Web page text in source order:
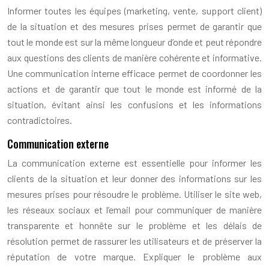
Informer toutes les équipes (marketing, vente, support client)
de la situation et des mesures prises permet de garantir que
tout le monde est sur la même longueur d’onde et peut répondre
aux questions des clients de manière cohérente et informative.
Une communication interne efficace permet de coordonner les
actions et de garantir que tout le monde est informé de la
situation, évitant ainsi les confusions et les informations
contradictoires.
Communication externe
La communication externe est essentielle pour informer les
clients de la situation et leur donner des informations sur les
mesures prises pour résoudre le problème. Utiliser le site web,
les réseaux sociaux et l’email pour communiquer de manière
transparente et honnête sur le problème et les délais de
résolution permet de rassurer les utilisateurs et de préserver la
réputation de votre marque. Expliquer le problème aux